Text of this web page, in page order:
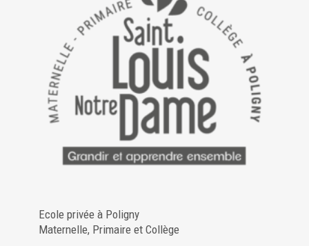
Ecole privée à Poligny
Maternelle, Primaire et Collège